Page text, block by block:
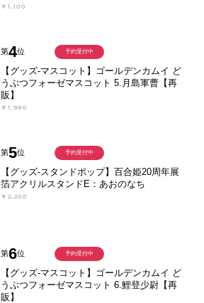
￥1,100
第4位
【グッズ-マスコット】ゴールデンカムイ ど
うぶつフォーゼマスコット 5.月島軍曹【再
販】
￥1,980
予約受付中
第5位
【グッズ-スタンドポップ】百合姫20周年展
箔アクリルスタンドE：あおのなち
￥2,200
予約受付中
第6位
【グッズ-マスコット】ゴールデンカムイ ど
うぶつフォーゼマスコット 6.鯉登少尉【再
販】
予約受付中